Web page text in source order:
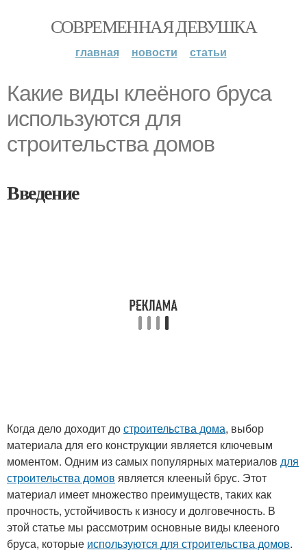
СОВРЕМЕННАЯ ДЕВУШКА
главная новости статьи
Какие виды клеёного бруса
используются для
строительства домов
Введение
Когда дело доходит достроительства дома, выбор
материала для его конструкции является ключевым
моментом. Одним из самых популярных материалов для
строительства домов является клееный брус. Этот
материал имеет множество преимуществ, таких как
прочность, устойчивость к износу и долговечность. В
этой статье мы рассмотрим основные виды клееного
бруса, которые используются для строительства домов.